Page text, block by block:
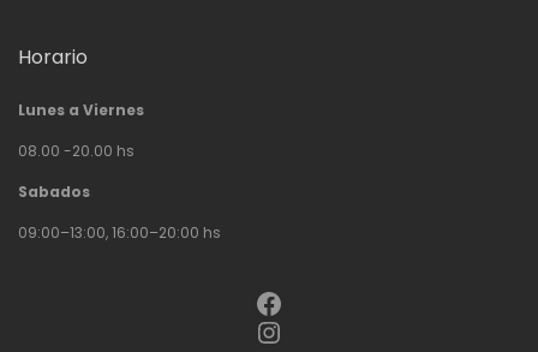
Horario
Lunes a Viernes
08.00 -20.00 hs
Sabados
09:00–13:00, 16:00–20:00 hs
Facebook
Instagram